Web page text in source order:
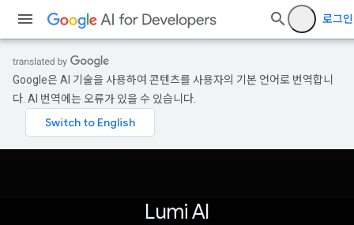
로그인
Google은 AI 기술을 사용하여 콘텐츠를 사용자의 기본 언어로 번역합니
다. AI 번역에는 오류가 있을 수 있습니다.
Lumi AI